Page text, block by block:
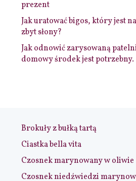
prezent
Jak uratować bigos, który jest
zbyt słony?
Jak odnowić zarysowaną
domowy środek jest potrzebny.
Brokuły z bułką tartą
Ciastka bella vita
Czosnek marynowany w oliwie
Czosnek niedźwiedzi